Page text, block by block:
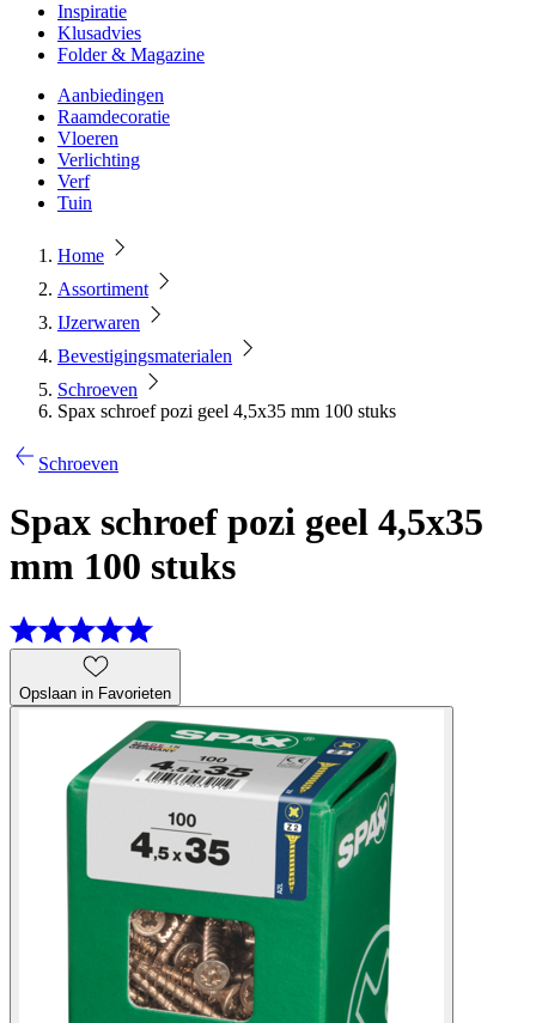
Inspiratie
Klusadvies
Folder & Magazine
Aanbiedingen
Raamdecoratie
Vloeren
Verlichting
Verf
Tuin
Home
Assortiment
IJzerwaren
Bevestigingsmaterialen
Schroeven
Spax schroef pozi geel 4,5x35 mm 100 stuks
Schroeven
Spax schroef pozi geel 4,5x35
mm 100 stuks
Opslaan in Favorieten